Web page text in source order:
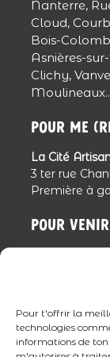
Pour t'offrir la
technologies
informations de
Nanterre,
Cloud,
Bois-
Asnières-
Clichy,
Pour me
La Cité
3 ter rue
Première à
Pour
de Puteaux
En voiture :
Parking de